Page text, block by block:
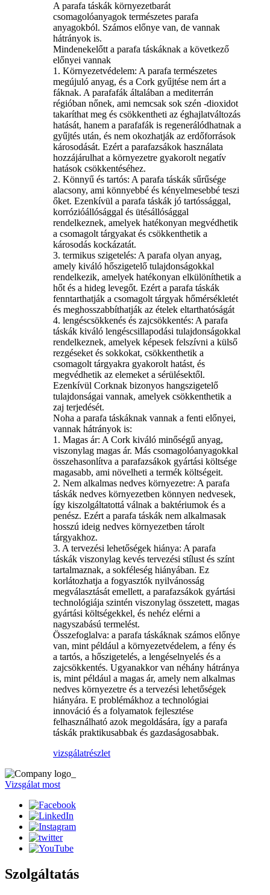
A parafa táskák környezetbarát
csomagolóanyagok természetes parafa
anyagokból. Számos előnye van, de vannak
hátrányok is.
Mindenekelőtt a parafa táskáknak a következő
előnyei vannak
1. Környezetvédelem: A parafa természetes
megújuló anyag, és a Cork gyűjtése nem árt a
fáknak. A parafafák általában a mediterrán
régióban nőnek, ami nemcsak sok szén -dioxidot
takaríthat meg és csökkentheti az éghajlatváltozás
hatását, hanem a parafafák is regenerálódhatnak a
gyűjtés után, és nem okozhatják az erdőforrások
károsodását. Ezért a parafazsákok használata
hozzájárulhat a környezetre gyakorolt ​​negatív
hatások csökkentéséhez.
2. Könnyű és tartós: A parafa táskák sűrűsége
alacsony, ami könnyebbé és kényelmesebbé teszi
őket. Ezenkívül a parafa táskák jó tartóssággal,
korrózióállósággal és ütésállósággal
rendelkeznek, amelyek hatékonyan megvédhetik
a csomagolt tárgyakat és csökkenthetik a
károsodás kockázatát.
3. termikus szigetelés: A parafa olyan anyag,
amely kiváló hőszigetelő tulajdonságokkal
rendelkezik, amelyek hatékonyan elkülöníthetik a
hőt és a hideg levegőt. Ezért a parafa táskák
fenntarthatják a csomagolt tárgyak hőmérsékletét
és meghosszabbíthatják az ételek eltarthatóságát
4. lengéscsökkenés és zajcsökkentés: A parafa
táskák kiváló lengéscsillapodási tulajdonságokkal
rendelkeznek, amelyek képesek felszívni a külső
rezgéseket és sokkokat, csökkenthetik a
csomagolt tárgyakra gyakorolt ​​hatást, és
megvédhetik az elemeket a sérülésektől.
Ezenkívül Corknak bizonyos hangszigetelő
tulajdonságai vannak, amelyek csökkenthetik a
zaj terjedését.
Noha a parafa táskáknak vannak a fenti előnyei,
vannak hátrányok is:
1. Magas ár: A Cork kiváló minőségű anyag,
viszonylag magas ár. Más csomagolóanyagokkal
összehasonlítva a parafazsákok gyártási költsége
magasabb, ami növelheti a termék költségeit.
2. Nem alkalmas nedves környezetre: A parafa
táskák nedves környezetben könnyen nedvesek,
így kiszolgáltatottá válnak a baktériumok és a
penész. Ezért a parafa táskák nem alkalmasak
hosszú ideig nedves környezetben tárolt
tárgyakhoz.
3. A tervezési lehetőségek hiánya: A parafa
táskák viszonylag kevés tervezési stílust és színt
tartalmaznak, a sokféleség hiányában. Ez
korlátozhatja a fogyasztók nyilvánosság
megválasztását emellett, a parafazsákok gyártási
technológiája szintén viszonylag összetett, magas
gyártási költségekkel, és nehéz elérni a
nagyszabású termelést.
Összefoglalva: a parafa táskáknak számos előnye
van, mint például a környezetvédelem, a fény és
a tartós, a hőszigetelés, a lengéselnyelés és a
zajcsökkentés. Ugyanakkor van néhány hátránya
is, mint például a magas ár, amely nem alkalmas
nedves környezetre és a tervezési lehetőségek
hiányára. E problémákhoz a technológiai
innováció és a folyamatok fejlesztése
felhasználható azok megoldására, így a parafa
táskák praktikusabbak és gazdaságosabbak.
vizsgálatrészlet
Vizsgálat most
Szolgáltatás